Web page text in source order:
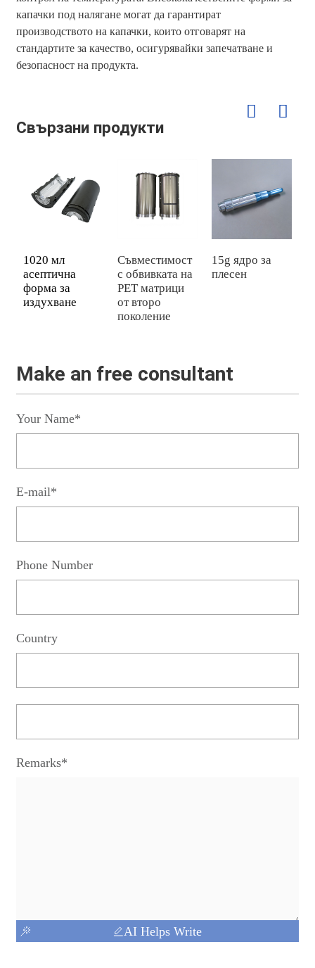
капачки под налягане могат да гарантират
производството на капачки, които отговарят на
стандартите за качество, осигурявайки запечатване и
безопасност на продукта.
Свързани продукти
1020 мл
асептична
форма за
издухване
Съвместимост
с обвивката на
PET матрици
от второ
поколение
15g ядро ​​за
плесен
Make an free consultant
Your Name*
E-mail*
Phone Number
Country
Remarks*
AI Helps Write